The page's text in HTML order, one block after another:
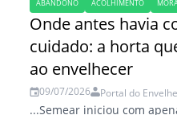
ABANDONO ACOLHIMENTO
Onde antes havia
cuidado: a horta
ao envelhecer
09/07/2026 Portal do
...Semear iniciou com